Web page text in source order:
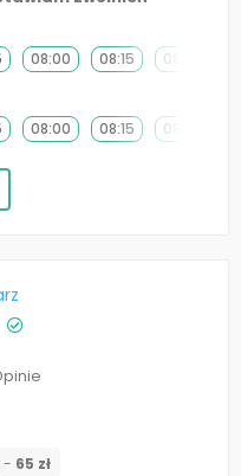
08:00 08:15 08:30
08:00 08:15 08:30
- 65 zł